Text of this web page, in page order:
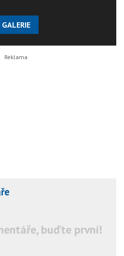
GALERIE
buďte první!